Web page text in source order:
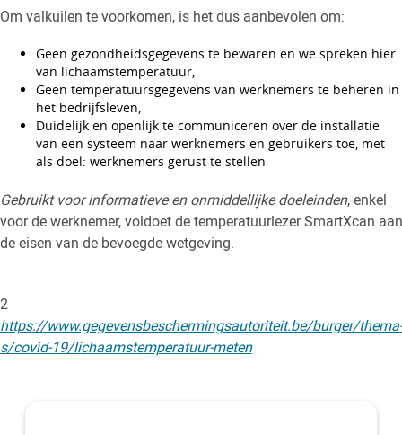
Om valkuilen te voorkomen, is het dus aanbevolen om:
Geen gezondheidsgegevens te bewaren en we spreken hier
van lichaamstemperatuur,
Geen temperatuursgegevens van werknemers te beheren in
het bedrijfsleven,
Duidelijk en openlijk te communiceren over de installatie
van een systeem naar werknemers en gebruikers toe, met
als doel: werknemers gerust te stellen
Gebruikt voor informatieve en onmiddellijke doeleinden, enkel
voor de werknemer, voldoet de temperatuurlezer SmartXcan aan
de eisen van de bevoegde wetgeving.
2
https://www.gegevensbeschermingsautoriteit.be/burger/thema-
s/covid-19/lichaamstemperatuur-meten